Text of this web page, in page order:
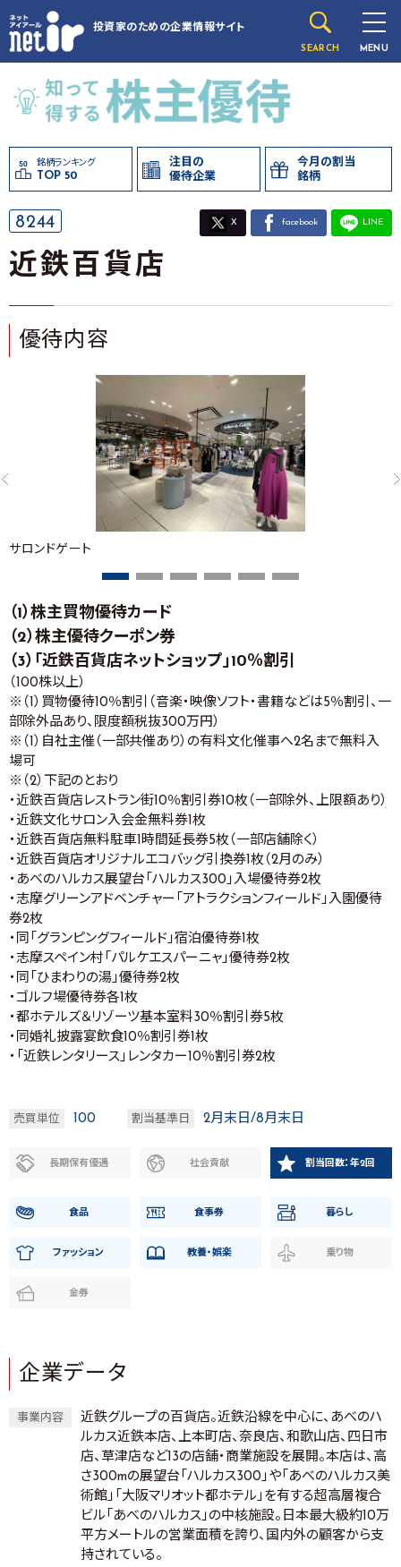
投資家のための企業情報サイト
SEARCH MENU
銘柄ランキング
TOP 50
注目の
優待企業
今月の割当
銘柄
8244 X facebook LINE
近鉄百貨店
優待内容
サロンドゲート
（1）株主買物優待カード
（2）株主優待クーポン券
（3）「近鉄百貨店ネットショップ」10％割引
（100株以上）
※（1）買物優待10％割引（音楽・映像ソフト・書籍などは5％割引、一
部除外品あり、限度額税抜300万円）
※（1）自社主催（一部共催あり）の有料文化催事へ2名まで無料入
場可
※（2）下記のとおり
・近鉄百貨店レストラン街10％割引券10枚（一部除外、上限額あり）
・近鉄文化サロン入会金無料券1枚
・近鉄百貨店無料駐車1時間延長券5枚（一部店舗除く）
・近鉄百貨店オリジナルエコバッグ引換券1枚（2月のみ）
・あべのハルカス展望台「ハルカス300」入場優待券2枚
・志摩グリーンアドベンチャー「アトラクションフィールド」入園優待
券2枚
・同「グランピングフィールド」宿泊優待券1枚
・志摩スペイン村「パルケエスパーニャ」優待券2枚
・同「ひまわりの湯」優待券2枚
・ゴルフ場優待券各1枚
・都ホテルズ＆リゾーツ基本室料30％割引券5枚
・同婚礼披露宴飲食10％割引券1枚
・「近鉄レンタリース」レンタカー10％割引券2枚
売買単位 100 割当基準日 2月末日/8月末日
長期保有優遇 社会貢献 割当回数：年2回
食品 食事券 暮らし
ファッション 教養・娯楽 乗り物
金券
企業データ
事業内容
近鉄グループの百貨店。近鉄沿線を中心に、あべのハ
ルカス近鉄本店、上本町店、奈良店、和歌山店、四日市
店、草津店など13の店舗・商業施設を展開。本店は、高
さ300mの展望台「ハルカス300」や「あべのハルカス美
術館」「大阪マリオット都ホテル」を有する超高層複合
ビル「あべのハルカス」の中核施設。日本最大級約10万
平方メートルの営業面積を誇り、国内外の顧客から支
持されている。